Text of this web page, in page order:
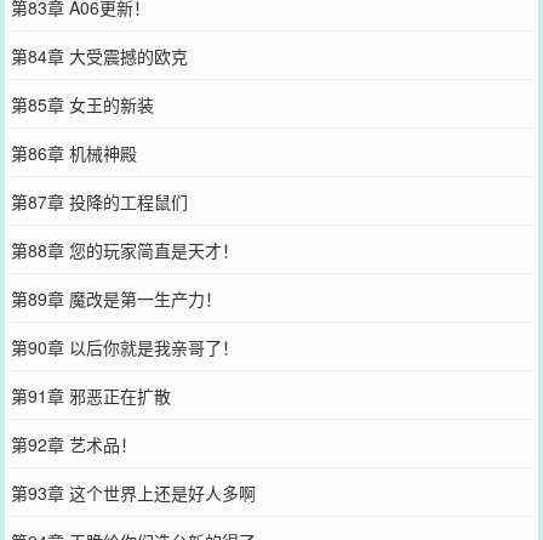
第83章 A06更新！
第84章 大受震撼的欧克
第85章 女王的新装
第86章 机械神殿
第87章 投降的工程鼠们
第88章 您的玩家简直是天才！
第89章 魔改是第一生产力！
第90章 以后你就是我亲哥了！
第91章 邪恶正在扩散
第92章 艺术品！
第93章 这个世界上还是好人多啊